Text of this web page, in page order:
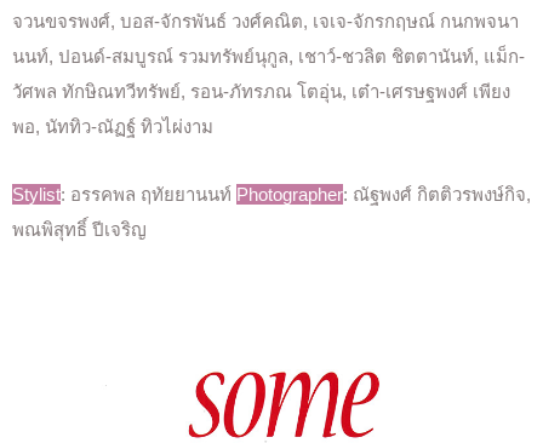
จวนขจรพงศ์, บอส-จักรพันธ์ วงศ์คณิต, เจเจ-จักรกฤษณ์ กนกพจนา
นนท์, ปอนด์-สมบูรณ์ รวมทรัพย์นุกูล, เชาว์-ชวลิต ชิตตานันท์, แม็ก-
วัศพล ทักษิณทวีทรัพย์, รอน-ภัทรภณ โตอุ่น, เต๋า-เศรษฐพงศ์ เพียง
พอ, นัททิว-ณัฏฐ์ ทิวไผ่งาม
Stylist: อรรคพล ฤทัยยานนท์ Photographer: ณัฐพงศ์ กิตติวรพงษ์กิจ,
พณพิสุทธิ์ ปีเจริญ